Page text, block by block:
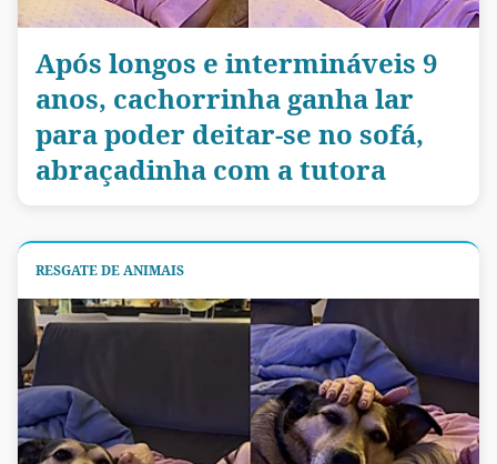
Após longos e intermináveis 9
anos, cachorrinha ganha lar
para poder deitar-se no sofá,
abraçadinha com a tutora
RESGATE DE ANIMAIS